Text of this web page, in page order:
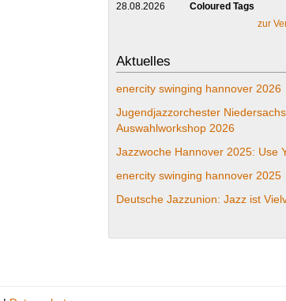
28.08.2026
Coloured Tags
zur
Aktuelles
enercity swinging hannover 2026
Jugendjazzorchester
Auswahlworkshop 2026
Jazzwoche Hannover 2025: Use
enercity swinging hannover 2025
Deutsche Jazzunion: Jazz ist